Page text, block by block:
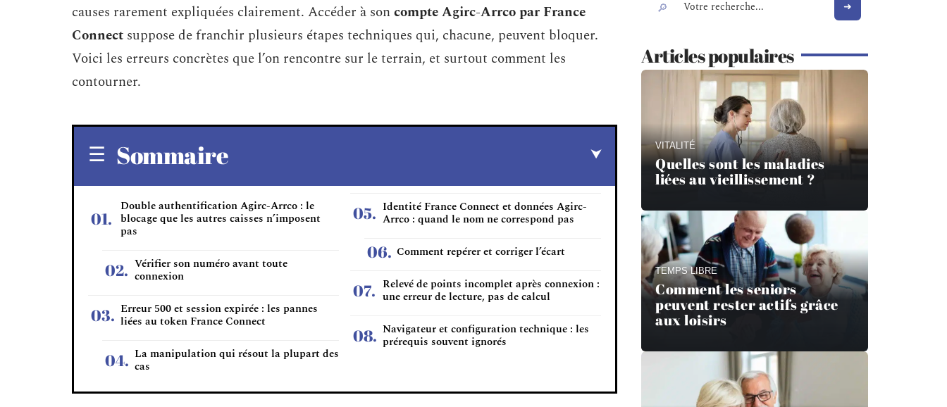
causes rarement expliquées clairement. Accéder à soncompte Agirc-Arrco par France
Connect suppose de franchir plusieurs étapes techniques qui, chacune, peuvent bloquer.
Voici les erreurs concrètes que l’on rencontre sur le terrain, et surtout comment les
contourner.
Sommaire
Double authentification Agirc-Arrco : le
blocage que les autres caisses n’imposent
pas
Vérifier son numéro avant toute
connexion
Erreur 500 et session expirée : les pannes
liées au token France Connect
La manipulation qui résout la plupart des
cas
Identité France Connect et données Agirc-
Arrco : quand le nom ne correspond pas
Comment repérer et corriger l’écart
Relevé de points incomplet après connexion :
une erreur de lecture, pas de calcul
Navigateur et configuration technique : les
prérequis souvent ignorés
Articles populaires
VITALITÉ
Quelles sont les maladies
liées au vieillissement ?
TEMPS LIBRE
Comment les seniors
peuvent rester actifs grâce
aux loisirs